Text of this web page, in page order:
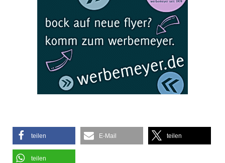
teilen E-Mail teilen
teilen